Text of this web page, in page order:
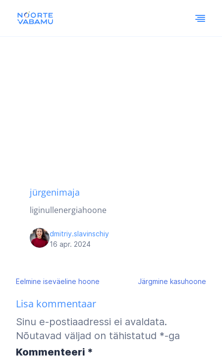
jürgenimaja
liginullenergiahoone
dmitriy.slavinschiy
16 apr. 2024
Navigeerimine
Eelmine iseväeline hoone Järgmine kasuhoone
Lisa kommentaar
Sinu e-postiaadressi ei avaldata.
Nõutavad väljad on tähistatud *-ga
Kommenteeri *